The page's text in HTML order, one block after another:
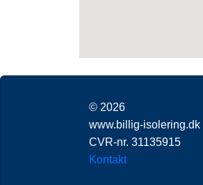
© 2026
www.billig-isolering.dk
CVR-nr. 31135915
Kontakt